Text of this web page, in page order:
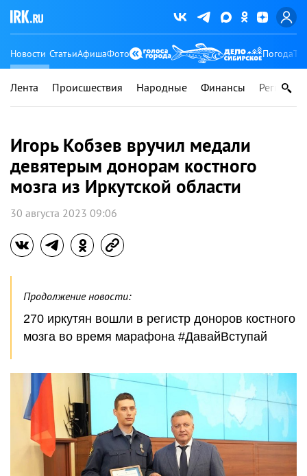
Новости СтатьиАфишаФото Погода
Лента Происшествия Народные Финансы Регионы
Игорь Кобзев вручил медали
девятерым донорам костного
мозга из Иркутской области
30 августа 2023 09:06
Продолжение новости:
270 иркутян вошли в регистр доноров костного
мозга во время марафона #ДавайВступай